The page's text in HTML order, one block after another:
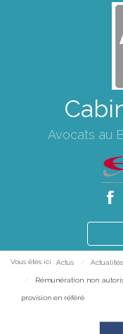
Avocats au
le
Vous êtes ici : Actus
Rémunération non
provision en référé